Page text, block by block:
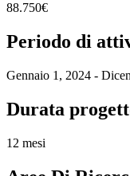
88.750€
Periodo di
Gennaio 1, 2024 -
Durata
12 mesi